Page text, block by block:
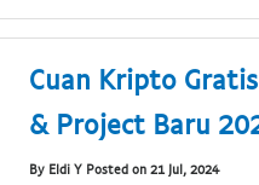
Cuan Kripto
& Project Baru
By Eldi Y Posted on 21 Jul, 2024